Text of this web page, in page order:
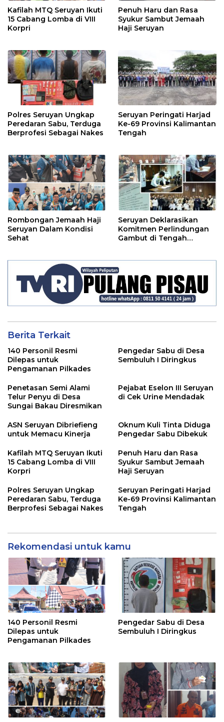
Kafilah MTQ Seruyan Ikuti
15 Cabang Lomba di VIII
Korpri
Penuh Haru dan Rasa
Syukur Sambut Jemaah
Haji Seruyan
Polres Seruyan Ungkap
Peredaran Sabu, Terduga
Berprofesi Sebagai Nakes
Seruyan Peringati Harjad
Ke-69 Provinsi Kalimantan
Tengah
Rombongan Jemaah Haji
Seruyan Dalam Kondisi
Sehat
Seruyan Deklarasikan
Komitmen Perlindungan
Gambut di Tengah
Berita Terkait
140 Personil Resmi
Dilepas untuk
Pengamanan Pilkades
Pengedar Sabu di Desa
Sembuluh I Diringkus
Penetasan Semi Alami
Telur Penyu di Desa
Sungai Bakau Diresmikan
Pejabat Eselon III Seruyan
di Cek Urine Mendadak
ASN Seruyan Dibriefieng
untuk Memacu Kinerja
Oknum Kuli Tinta Diduga
Pengedar Sabu Dibekuk
Kafilah MTQ Seruyan Ikuti
15 Cabang Lomba di VIII
Korpri
Penuh Haru dan Rasa
Syukur Sambut Jemaah
Haji Seruyan
Polres Seruyan Ungkap
Peredaran Sabu, Terduga
Berprofesi Sebagai Nakes
Seruyan Peringati Harjad
Ke-69 Provinsi Kalimantan
Tengah
Rekomendasi untuk kamu
140 Personil Resmi
Dilepas untuk
Pengamanan Pilkades
Pengedar Sabu di Desa
Sembuluh I Diringkus